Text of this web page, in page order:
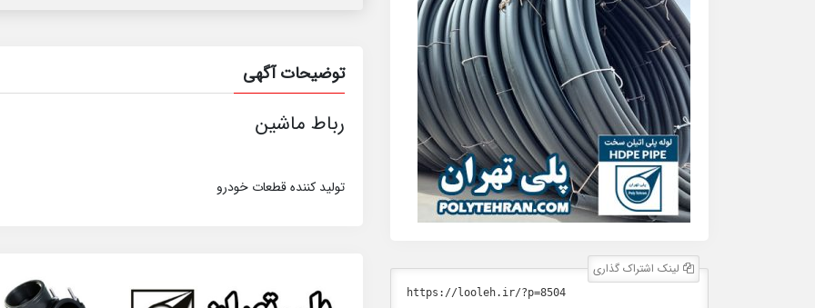
لینک اشتراک گذاری
توضیحات آگهی
رباط ماشین
تولید کننده قطعات خودرو